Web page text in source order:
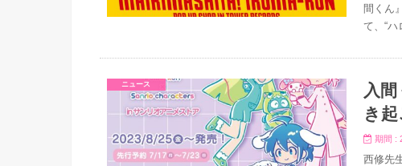
間くん
て、“ハ
ニュース
入
き
期間 :
西修先